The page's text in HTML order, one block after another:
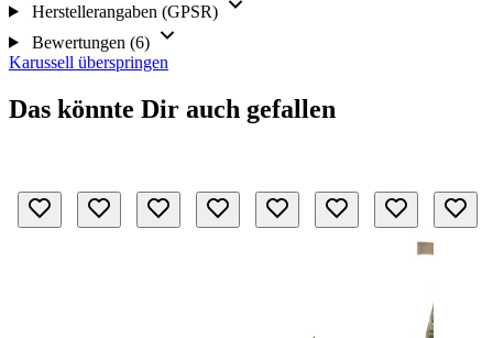
Herstellerangaben (GPSR)
Bewertungen (6)
Karussell überspringen
Das könnte Dir auch gefallen